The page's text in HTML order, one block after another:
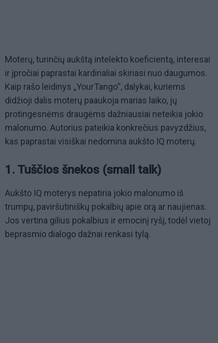
Moterų, turinčių aukštą intelekto koeficientą, interesai
ir įpročiai paprastai kardinaliai skiriasi nuo daugumos.
Kaip rašo leidinys „YourTango“, dalykai, kuriems
didžioji dalis moterų paaukoja marias laiko, jų
protingesnėms draugėms dažniausiai neteikia jokio
malonumo. Autorius pateikia konkrečius pavyzdžius,
kas paprastai visiškai nedomina aukšto IQ moterų.
1. Tuščios šnekos (small talk)
Aukšto IQ moterys nepatiria jokio malonumo iš
trumpų, paviršutiniškų pokalbių apie orą ar naujienas.
Jos vertina gilius pokalbius ir emocinį ryšį, todėl vietoj
beprasmio dialogo dažnai renkasi tylą.